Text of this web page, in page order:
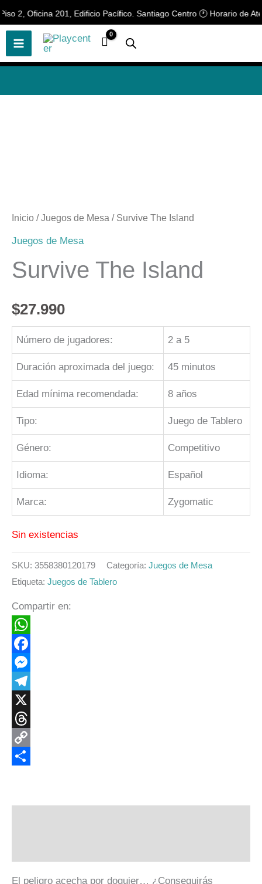
2, Oficina 201, Edificio Pacífico. Santiago Centro 🕐 Horario de
Ir
al
contenido
Inicio /Juegos de Mesa / Survive The Island
Juegos de Mesa
Survive The Island
$27.990
Número de jugadores: 2 a 5
Duración aproximada del juego: 45 minutos
Edad mínima recomendada: 8 años
Tipo: Juego de Tablero
Género: Competitivo
Idioma: Español
Marca: Zygomatic
Sin existencias
SKU: 3558380120179 Categoría: Juegos de Mesa
Etiqueta: Juegos de Tablero
Compartir en:
WhatsApp
Facebook
Messenger
Telegram
X
Threads
Copy
El peligro acecha por doquier… ¿Conseguirás
🎲¡Descubre nuestras increíbles
ofertas!🎲
📢 ¡OFERTAS! 🔥